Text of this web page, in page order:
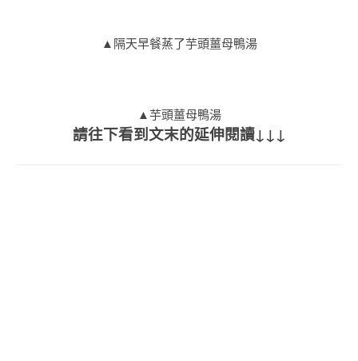
▲隔天早餐蒸了芋頭薑母鴨湯
▲芋頭薑母鴨湯
請往下看到文末的延伸閱讀↓↓↓